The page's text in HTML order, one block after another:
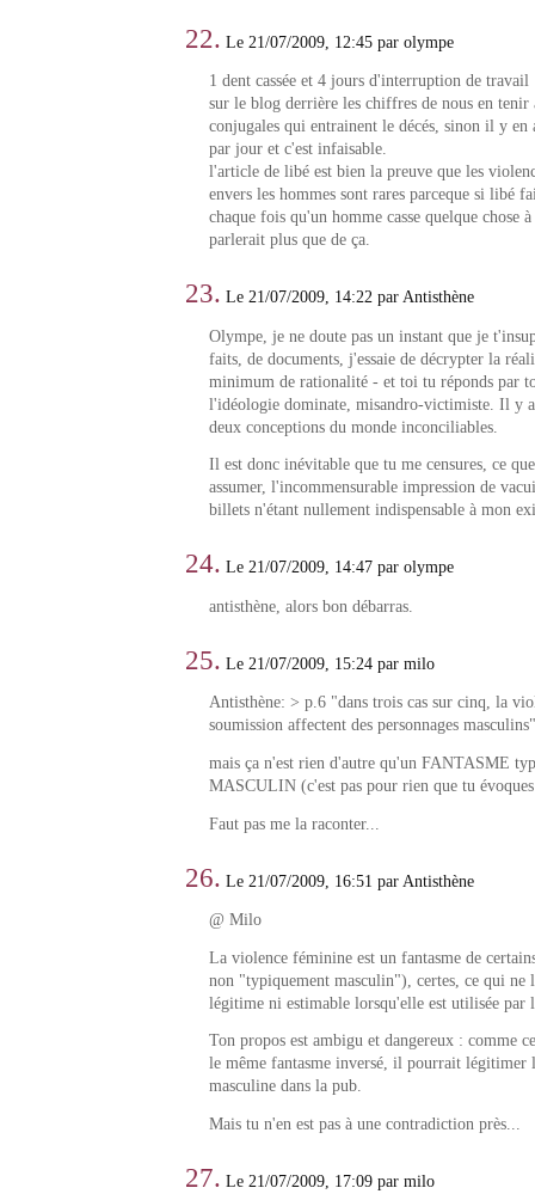
22. Le 21/07/2009, 12:45 par olympe
1 dent cassée et 4 jours d'interruption de travail
sur le blog derrière les chiffres de nous en tenir
conjugales qui entrainent le décés, sinon il y en
par jour et c'est infaisable.
l'article de libé est bien la preuve que les
envers les hommes sont rares parceque si libé
chaque fois qu'un homme casse quelque chose
parlerait plus que de ça.
23. Le 21/07/2009, 14:22 par Antisthène
Olympe, je ne doute pas un instant que je
faits, de documents, j'essaie de décrypter la
minimum de rationalité - et toi tu réponds par
l'idéologie dominate, misandro-victimiste. Il y
deux conceptions du monde inconciliables.
Il est donc inévitable que tu me censures, ce
assumer, l'incommensurable impression de
billets n'étant nullement indispensable à mon
24. Le 21/07/2009, 14:47 par olympe
antisthène, alors bon débarras.
25. Le 21/07/2009, 15:24 par milo
Antisthène: > p.6 "dans trois cas sur cinq, la
soumission affectent des personnages masculins"
mais ça n'est rien d'autre qu'un FANTASME
MASCULIN (c'est pas pour rien que tu
Faut pas me la raconter...
26. Le 21/07/2009, 16:51 par Antisthène
@ Milo
La violence féminine est un fantasme de
non "typiquement masculin"), certes, ce qui ne
légitime ni estimable lorsqu'elle est utilisée par
Ton propos est ambigu et dangereux : comme
le même fantasme inversé, il pourrait légitimer
masculine dans la pub.
Mais tu n'en est pas à une contradiction près...
27. Le 21/07/2009, 17:09 par milo